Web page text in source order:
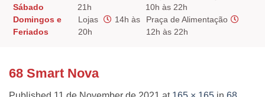
Sábado
21h
10h às 22h
Domingos e
Feriados
Lojas
14h às
20h
Praça de Alimentação
12h às 22h
68 Smart Nova